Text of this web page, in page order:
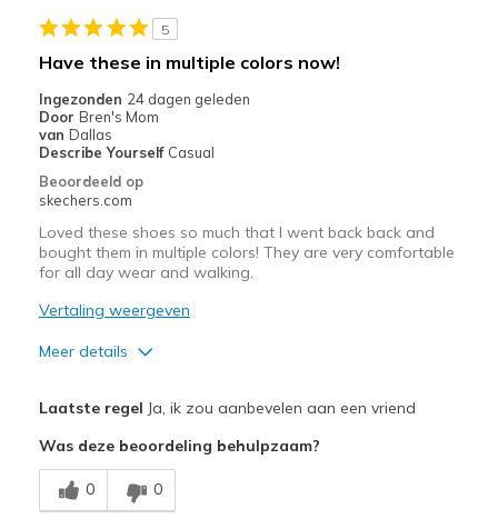
Casual Wear
Width
Sizing
Feels true to size
View On Shoes
5
Have these in multiple colors now!
Ingezonden 24 dagen geleden
Door Bren's Mom
van Dallas
Describe Yourself Casual
Beoordeeld op
skechers.com
Loved these shoes so much that I went back back and
bought them in multiple colors! They are very comfortable
for all day wear and walking.
Vertaling weergeven
Meer details
Breathe Well
Comfortable
Laatste regel Ja, ik zou aanbevelen aan een vriend
Was deze beoordeling behulpzaam?
0 0